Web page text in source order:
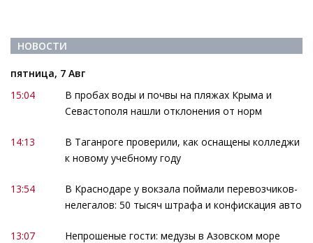
НОВОСТИ
пятница, 7 Авг
15:04
В пробах воды и почвы на пляжах Крыма и
Севастополя нашли отклонения от норм
14:13
В Таганроге проверили, как оснащены колледжи
к новому учебному году
13:54
В Краснодаре у вокзала поймали перевозчиков-
нелегалов: 50 тысяч штрафа и конфискация авто
13:07
Непрошеные гости: медузы в Азовском море